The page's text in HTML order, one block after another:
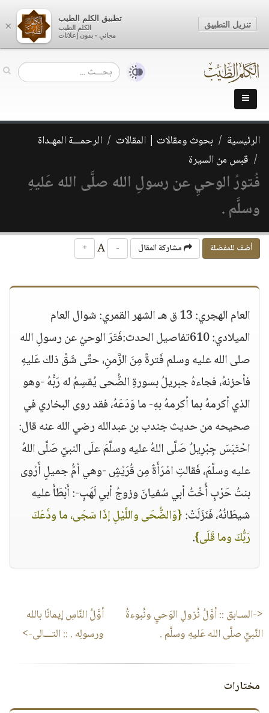
الرئيسية بحوث ومقالات | المقالات
الرحمـــة المهـداة
قبس من السيرة
فُتورُ الوحيِ عن رسولِ الله صلَّى الله عَليهِ
وسلَّم .
أضف للمفضلة مشاركة المقال -
+
العام الهجري: 13 ق هـ الشهر القمري: شوال العام
الميلادي: 610تفاصيل الحدث:فَتَرَ الوحيُ عن رسولِ الله
صلى الله عليه وسلم فَترةً مِنَ الزَّمنِ، حتَّى شَقَّ ذلك عَليهِ
فأحزنهُ، فجاءهُ جبريلُ بسورةِ الضُّحى يُقسِمُ له رَبُّهُ -وهو
الذي أكرمهُ بما أكرمهُ بهِ- ما وَدَعَهُ، فقد روى البخاري في
صحيحه من حديث جندب بن عبدالله رضي الله عنه قال:
احْتَبَسَ جِبْرِيلُ صَلَّى اللهُ عليه وسلَّمَ علَى النبيِّ صَلَّى اللهُ
عليه وسلَّمَ، فَقالتِ امْرَأَةٌ مِن قُرَيْشٍ -وهي أمُّ جميلٍ أَرْوى
بنتُ حَرْبٍ أُخْتُ أبي سُفيانَ وزوجُ أبي لَهَبٍ-: أَبْطَأَ عليه
شيطَانُهُ، فَنَزَلَتْ:{وَالضُّحَى واللَّيْلِ إذَا سَجَى، ما ودَّعَكَ
رَبُّكَ وما قَلَى}.
<-السـابق ::أوَّلُ نُزولِ الوَحيِ ونُبوءةُ
النَّبيِّ صلَّى الله عَليهِ وسلَّم .
أوَّلُ النَّاسِ إيمانًا بالله
ورسولِه . :: التـــالى->
مختارات
×
تطبيق الكلم الطيب
الكلم الطيب
مجاني - بدون إعلانات
تنزيل التطبيق